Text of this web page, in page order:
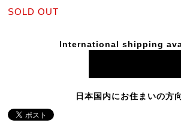
SOLD OUT
International shipping
日本国内にお住まいの方